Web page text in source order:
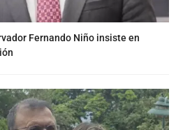
Fernando Niño insiste en